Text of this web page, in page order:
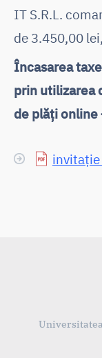
IT S.R.L.
de 3.450,00
Încasarea
prin utilizarea
de plăți